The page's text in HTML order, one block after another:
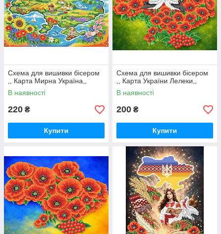
повернеться, а домовичок стежить за добробутом будинку і
його мешканців.
Принести в свій будинок оберіг можна і за допомогою схем
для бісеру. В такому випадку, схема набуває подвійний сенс -
вишивати що або сама по собі є сильним і добрим посилом,
а вишиваючи оберіг, Ви зможете створити дійсно сильний
захисний символ в будинок. Більш того, схема для вишивки в
такому цікавому виконанні виглядає дійсно красиво! Вишита
Схема для вишивки бісером
,, Карта Мирна Україна,,
В наявності
220 ₴
Купити
Схема для вишивки бісером
,, Карта України Лелеки,,
В наявності
200 ₴
Купити